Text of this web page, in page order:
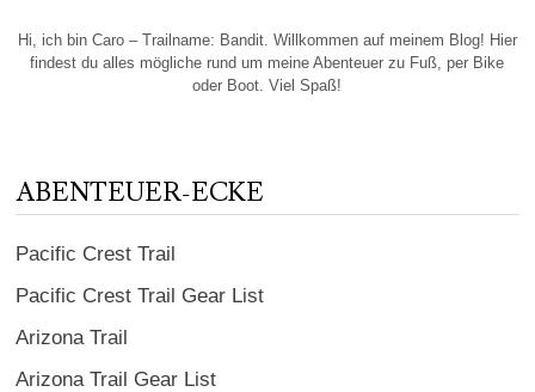
Hi, ich bin Caro – Trailname: Bandit. Willkommen auf meinem Blog! Hier
findest du alles mögliche rund um meine Abenteuer zu Fuß, per Bike
oder Boot. Viel Spaß!
ABENTEUER-ECKE
Pacific Crest Trail
Pacific Crest Trail Gear List
Arizona Trail
Arizona Trail Gear List